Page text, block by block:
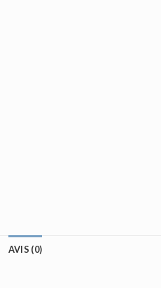
AVIS (0)